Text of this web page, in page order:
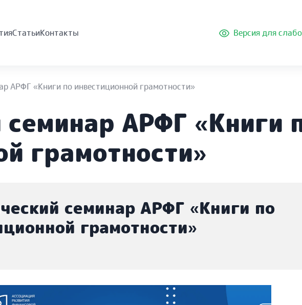
СтатьиКонтакты Версия для
АРФГ «Книги по инвестиционной грамотности»
АРФГ «Книги
грамотности»
семинар АРФГ «Книги по
грамотности»